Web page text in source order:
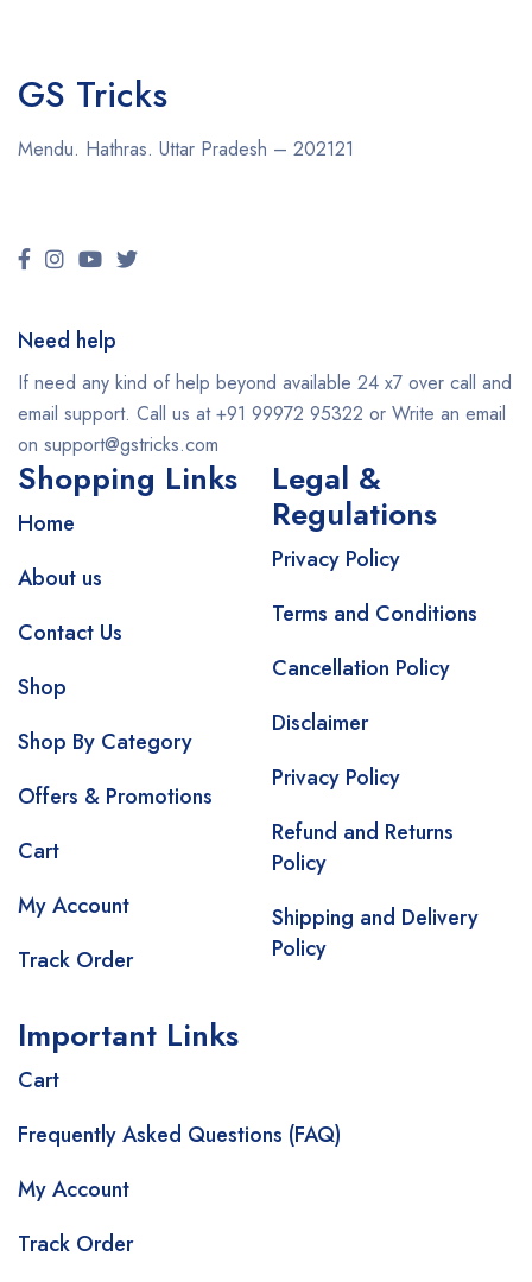
GS Tricks
Mendu. Hathras. Uttar Pradesh – 202121
Need help
If need any kind of help beyond available 24 x7 over call and
email support. Call us at +91 99972 95322 or Write an email
on support@gstricks.com
Shopping Links
Home
About us
Contact Us
Shop
Shop By Category
Offers & Promotions
Cart
My Account
Track Order
Legal &
Regulations
Privacy Policy
Terms and Conditions
Cancellation Policy
Disclaimer
Privacy Policy
Refund and Returns
Policy
Shipping and Delivery
Policy
Important Links
Cart
Frequently Asked Questions (FAQ)
My Account
Track Order